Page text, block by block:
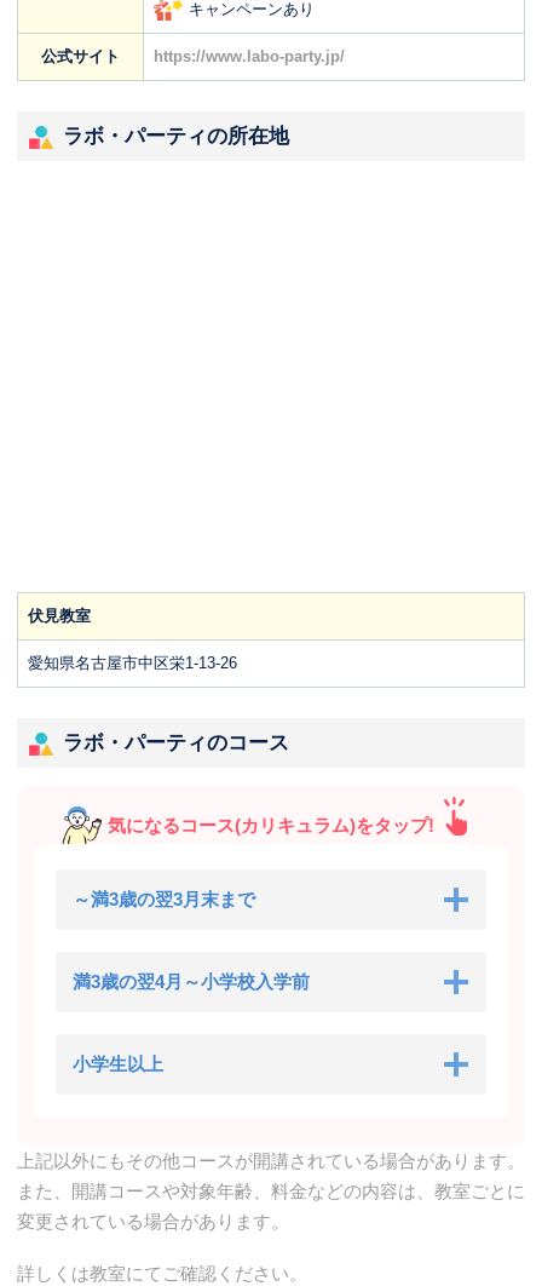
キャンペーンあり
公式サイト https://www.labo-party.jp/
ラボ・パーティの所在地
伏見教室
愛知県名古屋市中区栄1-13-26
ラボ・パーティのコース
気になるコース(カリキュラム)をタップ!
～満3歳の翌3月末まで
満3歳の翌4月～小学校入学前
小学生以上
上記以外にもその他コースが開講されている場合があります。
また、開講コースや対象年齢、料金などの内容は、教室ごとに
変更されている場合があります。
詳しくは教室にてご確認ください。